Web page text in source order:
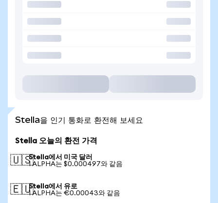
Stella을 인기 통화로 환전해 보세요
Stella 오늘의 환전 가격
🇺🇸Stella에서 미국 달러
1 ALPHA는 $0.000497와 같음
🇪🇺Stella에서 유로
1 ALPHA는 €0.00043와 같음